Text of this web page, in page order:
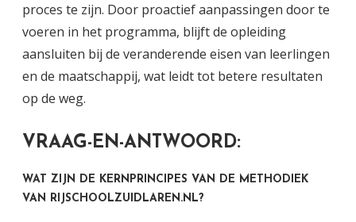
proces te zijn. Door proactief aanpassingen door te
voeren in het programma, blijft de opleiding
aansluiten bij de veranderende eisen van leerlingen
en de maatschappij, wat leidt tot betere resultaten
op de weg.
VRAAG-EN-ANTWOORD:
WAT ZIJN DE KERNPRINCIPES VAN DE METHODIEK
VAN RIJSCHOOLZUIDLAREN.NL?